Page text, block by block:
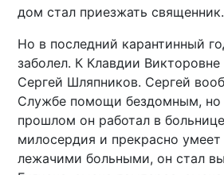
дом стал приезжать священник.
Но в последний карантинный
заболел. К Клавдии
Сергей Шляпников. Сергей
Службе помощи бездомным, но
прошлом он работал в
милосердия и прекрасно умеет
лежачими больными, он стал